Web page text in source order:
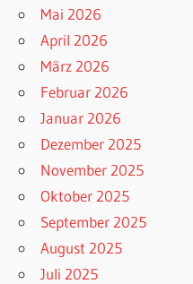
Mai 2026
April 2026
März 2026
Februar 2026
Januar 2026
Dezember 2025
November 2025
Oktober 2025
September 2025
August 2025
Juli 2025